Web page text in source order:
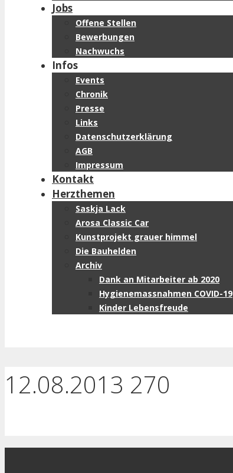
Jobs
Offene Stellen
Bewerbungen
Nachwuchs
Infos
Events
Chronik
Presse
Links
Datenschutzerklärung
AGB
Impressum
Kontakt
Herzthemen
Saskja Lack
Arosa Classic Car
Kunstprojekt grauer himmel
Die Bauhelden
Archiv
Dank an Mitarbeiter ab 2020
Hygienemassnahmen COVID-19
Kinder Lebensfreude
12.08.2013 270